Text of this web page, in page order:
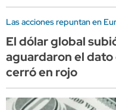
Las acciones repuntan en
El dólar global
aguardaron el
cerró en rojo